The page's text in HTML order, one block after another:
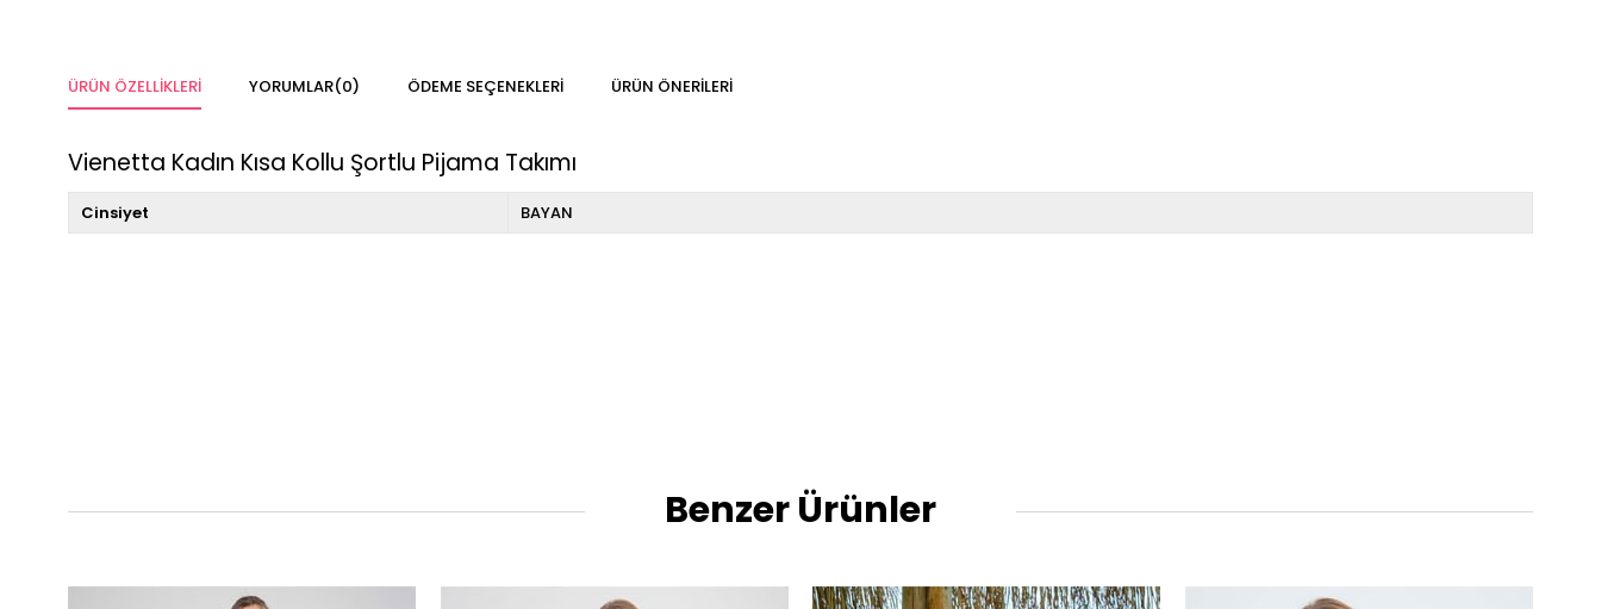
ÜRÜN ÖZELLIKLERI YORUMLAR(0) ÖDEME SEÇENEKLERI ÜRÜN ÖNERILERI
Vienetta Kadın Kısa Kollu Şortlu Pijama Takımı
Cinsiyet BAYAN
Benzer Ürünler